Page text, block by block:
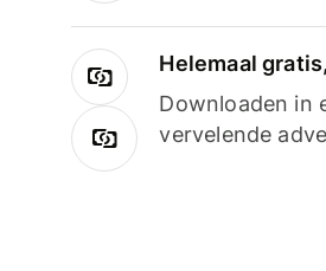
Helemaal
Downloaden in
vervelende